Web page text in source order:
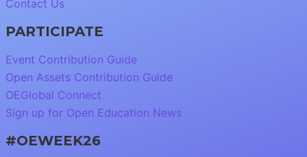
Contact Us
PARTICIPATE
Event Contribution Guide
Open Assets Contribution Guide
OEGlobal Connect
Sign up for Open Education News
#OEWEEK26